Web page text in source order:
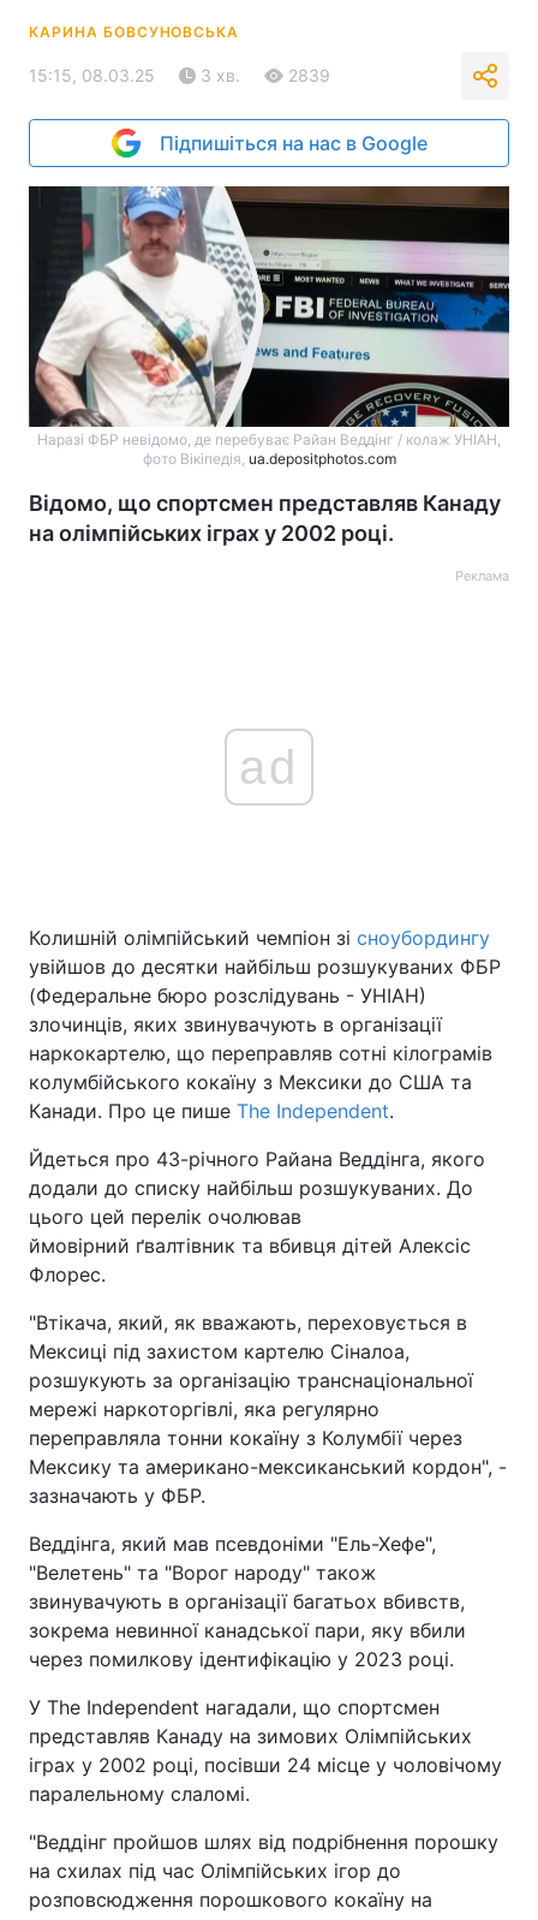
КАРИНА БОВСУНОВСЬКА
15:15, 08.03.25 3 хв. 2839
Підпишіться на нас в Google
Наразі ФБР невідомо, де перебуває Райан Веддінг / колаж УНІАН,
фото Вікіпедія, ua.depositphotos.com
Відомо, що спортсмен представляв Канаду
на олімпійських іграх у 2002 році.
Реклама
ad
Колишній олімпійський чемпіон зі сноубордингу
увійшов до десятки найбільш розшукуваних ФБР
(Федеральне бюро розслідувань - УНІАН)
злочинців, яких звинувачують в організації
наркокартелю, що переправляв сотні кілограмів
колумбійського кокаїну з Мексики до США та
Канади. Про це пише The Independent.
Йдеться про 43-річного Райана Веддінга, якого
додали до списку найбільш розшукуваних. До
цього цей перелік очолював
ймовірний ґвалтівник та вбивця дітей Алексіс
Флорес.
"Втікача, який, як вважають, переховується в
Мексиці під захистом картелю Сіналоа,
розшукують за організацію транснаціональної
мережі наркоторгівлі, яка регулярно
переправляла тонни кокаїну з Колумбії через
Мексику та американо-мексиканський кордон", -
зазначають у ФБР.
Веддінга, який мав псевдоніми "Ель-Хефе",
"Велетень" та "Ворог народу" також
звинувачують в організації багатьох вбивств,
зокрема невинної канадської пари, яку вбили
через помилкову ідентифікацію у 2023 році.
У The Independent нагадали, що спортсмен
представляв Канаду на зимових Олімпійських
іграх у 2002 році, посівши 24 місце у чоловічому
паралельному слаломі.
"Веддінг пройшов шлях від подрібнення порошку
на схилах під час Олімпійських ігор до
розповсюдження порошкового кокаїну на